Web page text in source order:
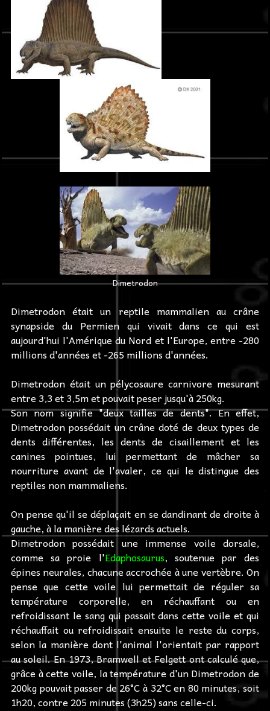
Dimetrodon
Dimetrodon était un reptile mammalien au crâne
synapside du Permien qui vivait dans ce qui est
aujourd'hui l'Amérique du Nord et l'Europe, entre -280
millions d'années et -265 millions d'années.
Dimetrodon était un pélycosaure carnivore mesurant
entre 3,3 et 3,5m et pouvait peser jusqu'à 250kg.
Son nom signifie "deux tailles de dents". En effet,
Dimetrodon possédait un crâne doté de deux types de
dents différentes, les dents de cisaillement et les
canines pointues, lui permettant de mâcher sa
nourriture avant de l'avaler, ce qui le distingue des
reptiles non mammaliens.
On pense qu'il se déplaçait en se dandinant de droite à
gauche, à la manière des lézards actuels.
Dimetrodon possédait une immense voile dorsale,
comme sa proie l'Edaphosaurus, soutenue par des
épines neurales, chacune accrochée à une vertèbre. On
pense que cette voile lui permettait de réguler sa
température corporelle, en réchauffant ou en
refroidissant le sang qui passait dans cette voile et qui
réchauffait ou refroidissait ensuite le reste du corps,
selon la manière dont l'animal l'orientait par rapport
au soleil. En 1973, Bramwell et Felgett ont calculé que,
grâce à cette voile, la température d'un Dimetrodon de
200kg pouvait passer de 26°C à 32°C en 80 minutes, soit
1h20, contre 205 minutes (3h25) sans celle-ci.